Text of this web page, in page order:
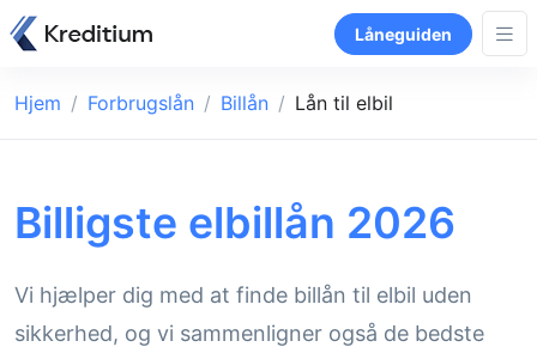
Låneguiden
Hjem Forbrugslån Billån Lån til elbil
Billigste elbillån 2026
Vi hjælper dig med at finde billån til elbil uden
sikkerhed, og vi sammenligner også de bedste